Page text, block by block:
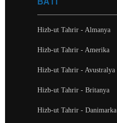
BATI
Hizb-ut Tahrir - Almanya
Hizb-ut Tahrir - Amerika
Hizb-ut Tahrir - Avustralya
Hizb-ut Tahrir - Britanya
Hizb-ut Tahrir - Danimarka